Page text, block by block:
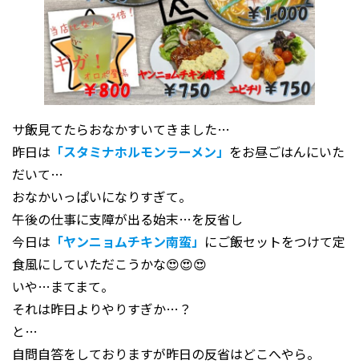
サ飯見てたらおなかすいてきました…
昨日は 「スタミナホルモンラーメン」 をお昼ごはんにいた
だいて…
おなかいっぱいになりすぎて。
午後の仕事に支障が出る始末…を反省し
今日は 「ヤンニョムチキン南蛮」 にご飯セットをつけて定
食風にしていただこうかな😍😍😍
いや…まてまて。
それは昨日よりやりすぎか…？
と…
自問自答をしておりますが昨日の反省はどこへやら。